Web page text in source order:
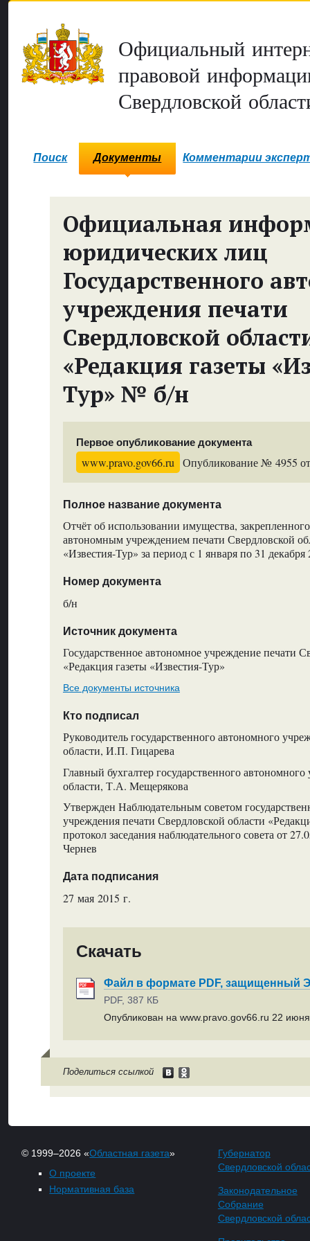
Официальный
правовой
Свердловской
Поиск Документы Комментарии
Официальная
юридических лиц
Государственного
учреждения печати
Свердловской
«Редакция газеты
Тур» № б/н
Первое опубликование документа
www.pravo.gov66.ru Опубликование № 4955
Полное название документа
Отчёт об использовании имущества,
автономным учреждением печати Свердловской
«Известия-Тур» за период с 1 января по 31 декабря
Номер документа
б/н
Источник документа
Государственное автономное учреждение печати
«Редакция газеты «Известия-Тур»
Все документы источника
Кто подписал
Руководитель государственного автономного
области, И.П. Гицарева
Главный бухгалтер государственного
области, Т.А. Мещерякова
Утвержден Наблюдательным советом
учреждения печати Свердловской области
протокол заседания наблюдательного совета от
Чернев
Дата подписания
27 мая 2015 г.
Скачать
Файл в формате PDF, защищенный
PDF, 387 КБ
Опубликован на www.pravo.gov66.ru 22 июня
Поделиться ссылкой
© 1999–2026 «Областная газета»
О проекте
Нормативная база
Губернатор
Свердловской
Законодательное
Собрание
Свердловской